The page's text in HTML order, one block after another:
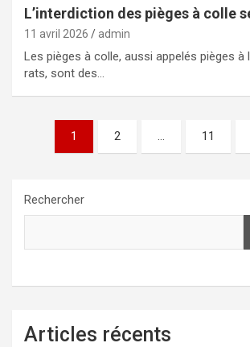
L’interdiction des pièges à colle
11 avril 2026 admin
Les pièges à colle, aussi appelés pièges à
rats, sont des…
Pagination
1 2 … 11
Rechercher
Articles récents